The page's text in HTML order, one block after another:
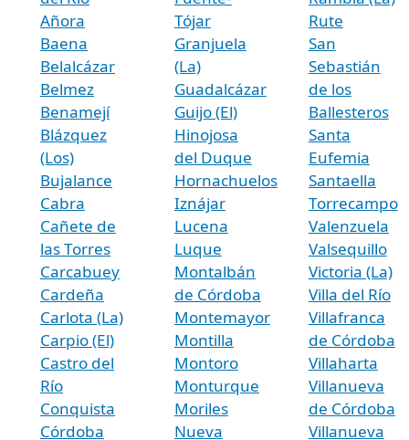
Añora
Baena
Belalcázar
Belmez
Benamejí
Blázquez
(Los)
Bujalance
Cabra
Cañete de
las Torres
Carcabuey
Cardeña
Carlota (La)
Carpio (El)
Castro del
Río
Conquista
Córdoba
Tójar
Granjuela
(La)
Guadalcázar
Guijo (El)
Hinojosa
del Duque
Hornachuelos
Iznájar
Lucena
Luque
Montalbán
de Córdoba
Montemayor
Montilla
Montoro
Monturque
Moriles
Nueva
Rute
San
Sebastián
de los
Ballesteros
Santa
Eufemia
Santaella
Torrecampo
Valenzuela
Valsequillo
Victoria (La)
Villa del Río
Villafranca
de Córdoba
Villaharta
Villanueva
de Córdoba
Villanueva